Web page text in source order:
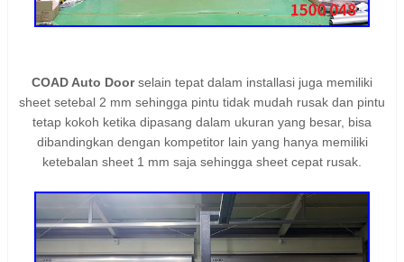
COAD Auto Doorselain tepat dalam installasi juga memiliki
sheet setebal 2 mm sehingga pintu tidak mudah rusak dan pintu
tetap kokoh ketika dipasang dalam ukuran yang besar, bisa
dibandingkan dengan kompetitor lain yang hanya memiliki
ketebalan sheet 1 mm saja sehingga sheet cepat rusak.